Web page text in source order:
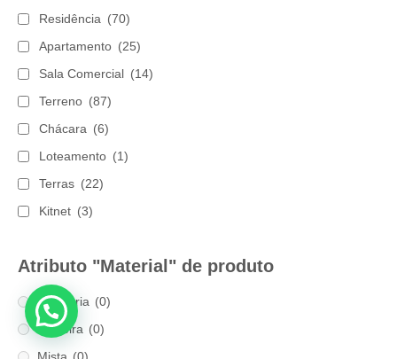
Residência (70)
Apartamento (25)
Sala Comercial (14)
Terreno (87)
Chácara (6)
Loteamento (1)
Terras (22)
Kitnet (3)
Atributo "Material" de produto
Alvenaria (0)
Madeira (0)